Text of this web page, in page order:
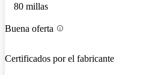
80 millas
Buena oferta
Certificados por el fabricante